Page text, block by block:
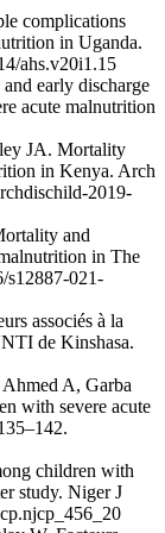
complications
in Uganda.
ahs.v20i1.15
early discharge
acute malnutrition
JA. Mortality
in Kenya. Arch
2019-
and
in The
s12887-021-
associés à la
de Kinshasa.
A, Garba
with severe acute
children with
study. Niger J